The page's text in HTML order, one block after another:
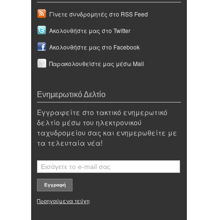
Γίνετε συνδρομητές στο RSS Feed
Ακολουθήστε μας στο Twitter
Ακολουθήστε μας στο Facebook
Παρακολουθείστε μας μέσω Mail
Ενημερωτικό Δελτίο
Εγγραφείτε στο τακτικό ενημερωτικό
δελτίο μέσω του ηλεκτρονικού
ταχυδρομείου σας και ενημερωθείτε με
τα τελευταία νέα!
Προηγούμενα τεύχη